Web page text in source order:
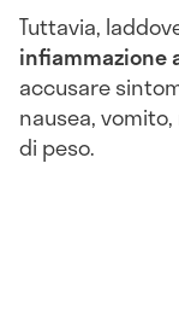
Tuttavia,
infiammazione
accusare
nausea,
di peso.